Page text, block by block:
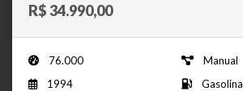
R$ 34.990,00
76.000
Manual
1994
Gasolina